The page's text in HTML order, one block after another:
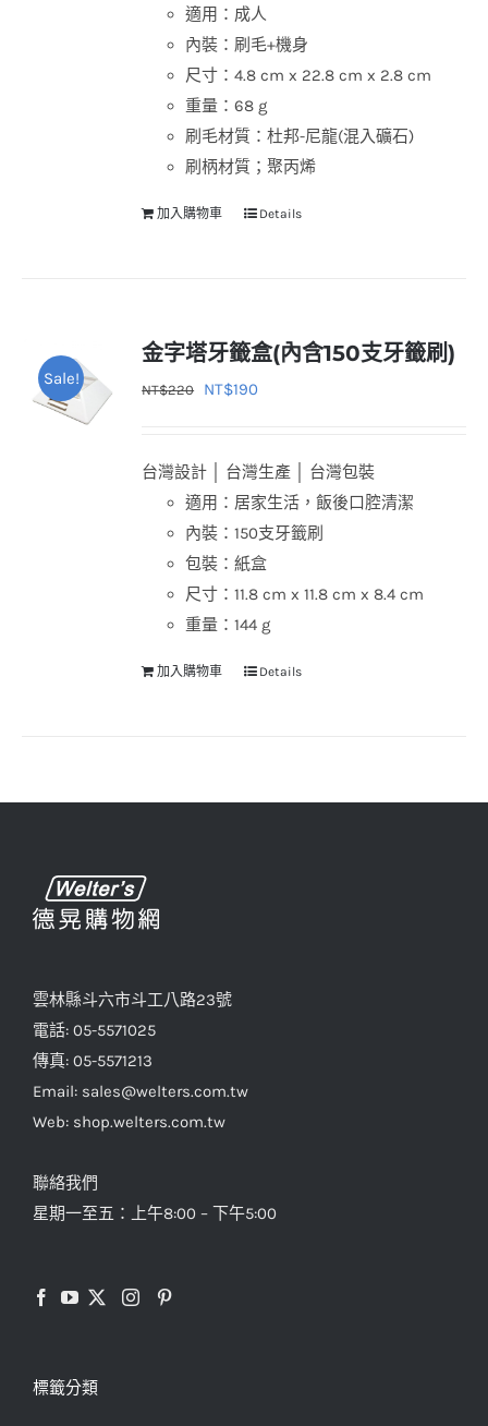
適用：成人
內裝：刷毛+機身
尺寸：4.8 cm x 22.8 cm x 2.8 cm
重量：68 g
刷毛材質：杜邦-尼龍(混入礦石)
刷柄材質；聚丙烯
加入購物車 Details
Sale!
金字塔牙籤盒(內含150支牙籤刷)
NT$220
原
格：
NT$220。
NT$190
格：
NT$190。
台灣設計 │ 台灣生產 │ 台灣包裝
適用：居家生活，飯後口腔清潔
內裝：150支牙籤刷
包裝：紙盒
尺寸：11.8 cm x 11.8 cm x 8.4 cm
重量：144 g
加入購物車 Details
雲林縣斗六市斗工八路23號
電話: 05-5571025
傳真: 05-5571213
Email: sales@welters.com.tw
Web: shop.welters.com.tw
聯絡我們
星期一至五：上午8:00 – 下午5:00
標籤分類